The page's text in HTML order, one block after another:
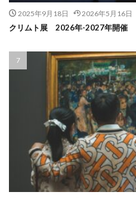
2025年9月18日 2026年5月16日
クリムト展 2026年-2027年開催